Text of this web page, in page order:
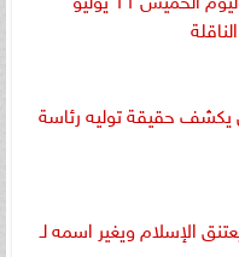
يكشف حقيقة توليه رئاسة
الإسلام ويغير اسمه لـ